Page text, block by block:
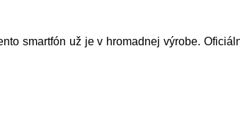
smartfón už je v hromadnej výrobe.